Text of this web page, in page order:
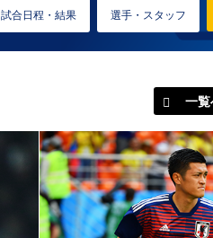
試合日程・結果 選手・スタッフ
一